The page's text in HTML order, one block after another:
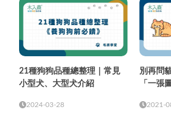
21種狗狗品種總整理｜常見
小型犬、大型犬介紹
2024-03-28
別再問
「一張
2021-